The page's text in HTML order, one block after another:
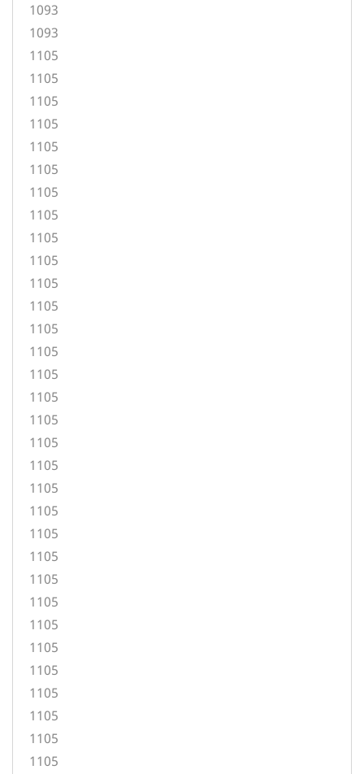
1093
1093
1105
1105
1105
1105
1105
1105
1105
1105
1105
1105
1105
1105
1105
1105
1105
1105
1105
1105
1105
1105
1105
1105
1105
1105
1105
1105
1105
1105
1105
1105
1105
1105